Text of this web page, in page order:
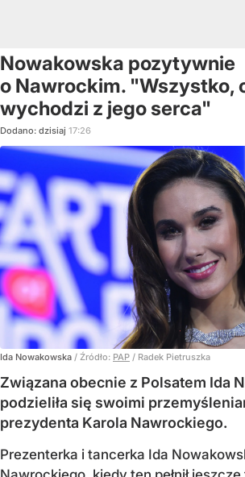
Nowakowska pozytywnie
o Nawrockim. "Wszystko,
wychodzi z jego serca"
Dodano: dzisiaj 17:26
Ida Nowakowska / Źródło: PAP / Radek Pietruszka
Związana obecnie z Polsatem Ida
podzieliła się swoimi
prezydenta Karola Nawrockiego.
Prezenterka i tancerka Ida